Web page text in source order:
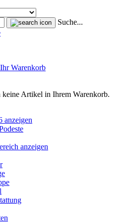
Suche...
Ihr Warenkorb
keine Artikel in Ihrem Warenkorb.
anzeigen
anzeigen